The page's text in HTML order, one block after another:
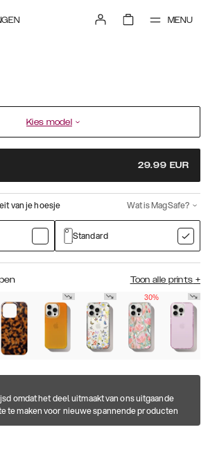
MENU
Kies model
29.99 EUR
van je hoesje Wat is MagSafe?
Standard
Toon alle prints +
30%
omdat het deel uitmaakt van ons uitgaande
te maken voor nieuwe spannende producten